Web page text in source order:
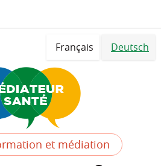
et médiation
Sprache
wechseln
Français Deutsch